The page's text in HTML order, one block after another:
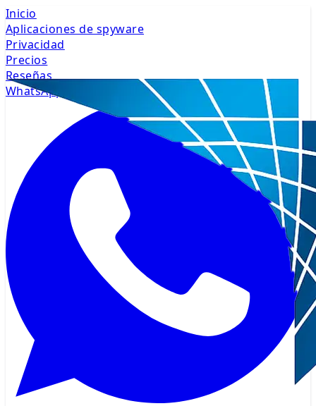
Inicio
Aplicaciones de spyware
Privacidad
Precios
Reseñas
WhatsApp